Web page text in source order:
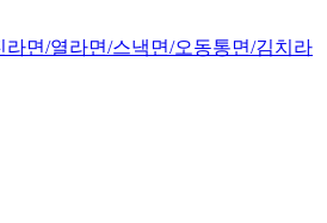
라면/열라면/스낵면/오동통면/김치라